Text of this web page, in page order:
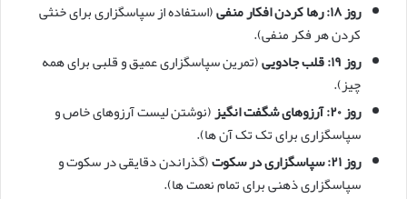
روز ۱۸: رها کردن افکار منفی
(استفاده از سپاسگزاری برای خنثی
کردن هر فکر منفی).
روز ۱۹: قلب جادویی
(تمرین سپاسگزاری عمیق و قلبی برای همه
چیز).
روز ۲۰: آرزوهای شگفت انگیز
(نوشتن لیست آرزوهای خاص و
سپاسگزاری برای تک تک آن ها).
روز ۲۱: سپاسگزاری در سکوت
(گذراندن دقایقی در سکوت و
سپاسگزاری ذهنی برای تمام نعمت ها).